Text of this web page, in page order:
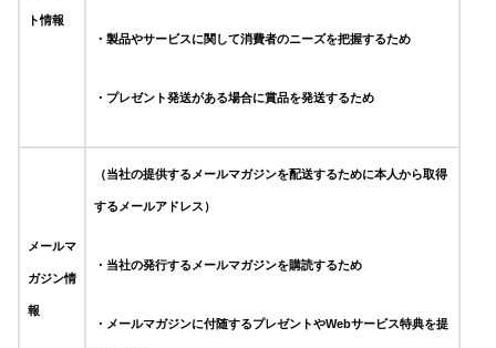
ト情報
・ 製品やサービスに関して消費者のニーズを把握するため
・プレゼント発送がある場合に賞品を発送するため
メールマ
ガジン情
報
（当社の提供するメールマガジンを配送するために本人から取得
するメールアドレス）
・当社の発行するメールマガジンを購読するため
・メールマガジンに付随するプレゼントやWebサービス特典を提